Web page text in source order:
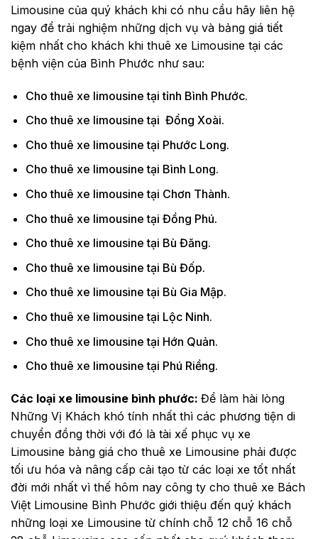
Limousine của quý khách khi có nhu cầu hãy liên hệ
ngay để trải nghiệm những dịch vụ và bảng giá tiết
kiệm nhất cho khách khi thuê xe Limousine tại các
bệnh viện của Bình Phước như sau:
Cho thuê xe limousine tại tỉnh Bình Phước.
Cho thuê xe limousine tại Đồng Xoài.
Cho thuê xe limousine tại Phước Long.
Cho thuê xe limousine tại Bình Long.
Cho thuê xe limousine tại Chơn Thành.
Cho thuê xe limousine tại Đồng Phú.
Cho thuê xe limousine tại Bù Đăng.
Cho thuê xe limousine tại Bù Đốp.
Cho thuê xe limousine tại Bù Gia Mập.
Cho thuê xe limousine tại Lộc Ninh.
Cho thuê xe limousine tại Hớn Quản.
Cho thuê xe limousine tại Phú Riềng.
Các loại xe limousine bình phước: Để làm hài lòng
Những Vị Khách khó tính nhất thì các phương tiện di
chuyển đồng thời với đó là tài xế phục vụ xe
Limousine bảng giá cho thuê xe Limousine phải được
tối ưu hóa và nâng cấp cải tạo từ các loại xe tốt nhất
đời mới nhất vì thế hôm nay công ty cho thuê xe Bách
Việt Limousine Bình Phước giới thiệu đến quý khách
những loại xe Limousine từ chính chỗ 12 chỗ 16 chỗ